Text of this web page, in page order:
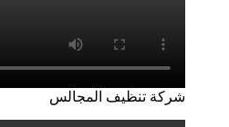
شركة تنظيف المجالس